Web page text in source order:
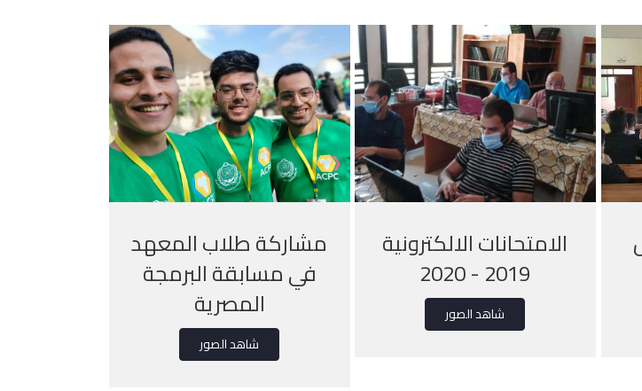
الامتحانات الالكترونية
2019 - 2020
شاهد الصور
مشاركة طلاب المعهد
في مسابقة البرمجة
المصرية
شاهد الصور